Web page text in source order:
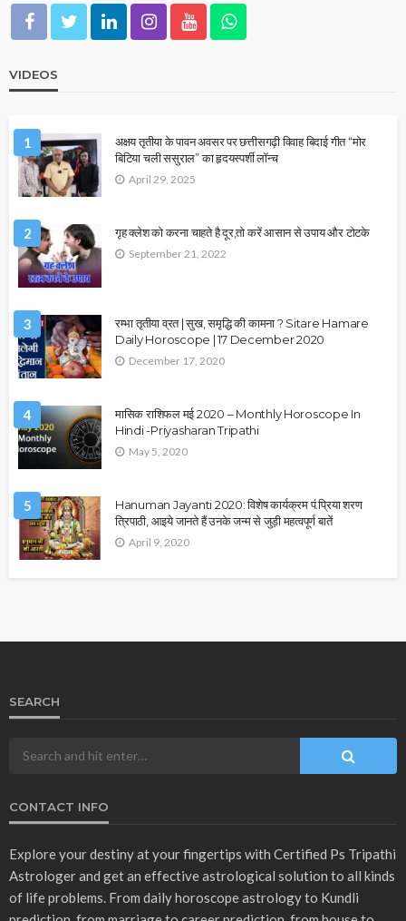
VIDEOS
1
अक्षय तृतीया के पावन अवसर पर छत्तीसगढ़ी विवाह बिदाई गीत “मोर
बिटिया चली ससुराल” का हृदयस्पर्शी लॉन्च
April 29, 2025
2 गृह क्लेश को करना चाहते है दूर,तो करें आसान से उपाय और टोटके
September 21, 2022
3
रम्भा तृतीया व्रत | सुख, समृद्धि की कामना ? Sitare Hamare
Daily Horoscope | 17 December 2020
December 17, 2020
4
मासिक राशिफल मई 2020 – Monthly Horoscope In
Hindi -Priyasharan Tripathi
May 5, 2020
5
Hanuman Jayanti 2020: विशेष कार्यक्रम पं.प्रिया शरण
त्रिपाठी, आइये जानते हैं उनके जन्म से जुड़ी महत्वपूर्ण बातें
April 9, 2020
SEARCH
CONTACT INFO
Explore your destiny at your fingertips with Certified Ps Tripathi
Astrologer and get an effective astrological solution to all kinds
of life problems. From daily horoscope astrology to Kundli